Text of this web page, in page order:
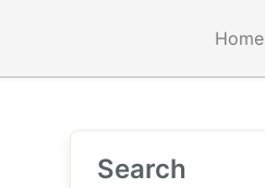
Home
Search